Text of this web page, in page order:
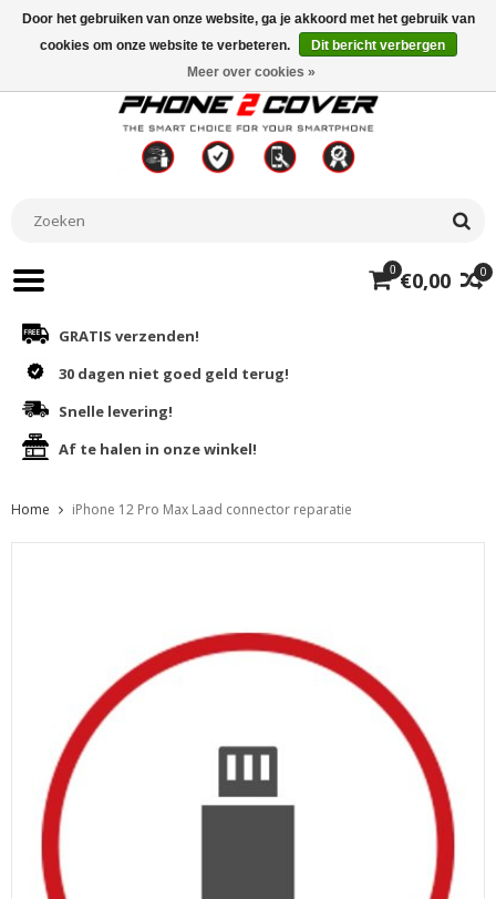
0
0 €0,00
GRATIS verzenden!
30 dagen niet goed geld terug!
Snelle levering!
Af te halen in onze winkel!
Home iPhone 12 Pro Max Laad connector reparatie
Door het gebruiken van onze website, ga je akkoord met het gebruik van
cookies om onze website te verbeteren.
Dit bericht verbergen
Meer over cookies »